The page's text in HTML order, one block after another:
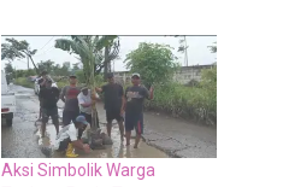
Aksi Simbolik Warga